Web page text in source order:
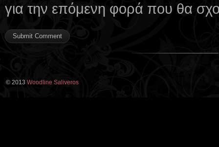
για την επόμενη φορά που θα
© 2013 Woodline Saliveros